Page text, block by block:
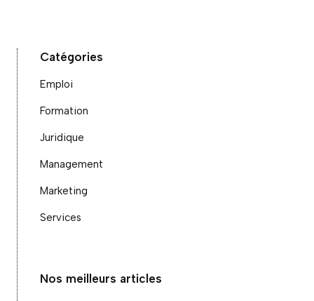
Catégories
Emploi
Formation
Juridique
Management
Marketing
Services
Nos meilleurs articles